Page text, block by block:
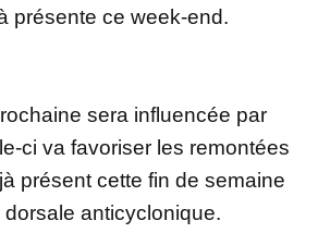
présente ce week-end.
sera influencée par
ci va favoriser les remontées
présent cette fin de semaine
dorsale anticyclonique.